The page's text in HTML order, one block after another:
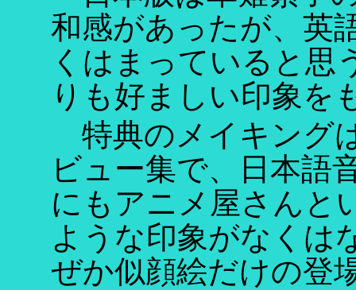
和感があったが、英
くはまっていると思
りも好ましい印象を
特典のメイキング
ビュー集で、日本語
にもアニメ屋さんと
ような印象がなくは
ぜか似顔絵だけの登